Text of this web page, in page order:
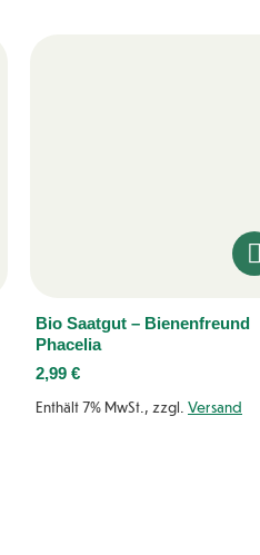
Bio Saatgut – Bienenfreund
Phacelia
2,99 €
Enthält 7% MwSt., zzgl. Versand